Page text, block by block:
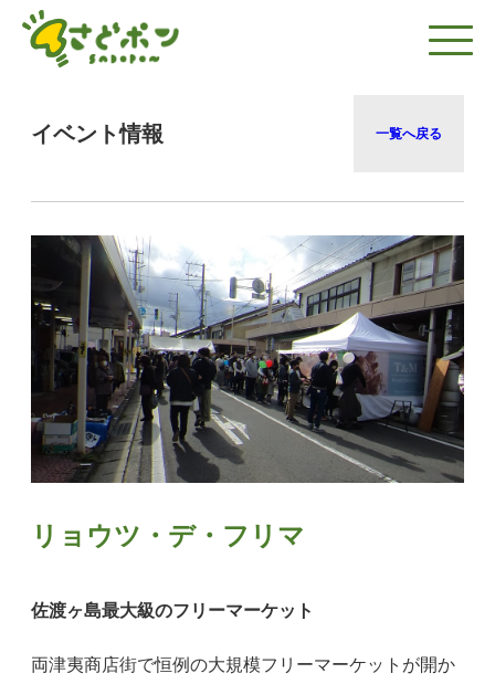
イベント情報 一覧へ戻る
リョウツ・デ・フリマ
佐渡ヶ島最大級のフリーマーケット
両津夷商店街で恒例の大規模フリーマーケットが開か